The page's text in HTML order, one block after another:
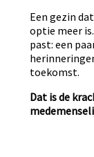
Een gezin
optie meer
past: een
toekomst.
Dat is de